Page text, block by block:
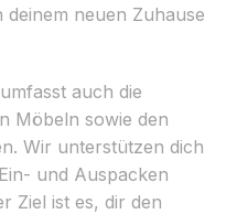
neuen Zuhause
auch die
Möbeln sowie den
Wir unterstützen dich
und Auspacken
Ziel ist es, dir den